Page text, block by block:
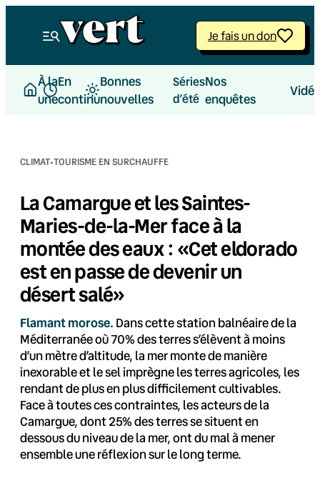
Je fais un don
À la
une
En
continu
Bonnes
nouvelles
Séries
d’été
Nos
enquêtes
CLIMAT·TOURISME EN SURCHAUFFE
La Camargue et les Saintes-
Maries-de-la-Mer face à la
montée des eaux : «Cet eldorado
est en passe de devenir un
désert salé»
Flamant morose. Dans cette station balnéaire de la
Méditerranée où 70% des terres s’élèvent à moins
d’un mètre d’altitude, la mer monte de manière
inexorable et le sel imprègne les terres agricoles, les
rendant de plus en plus difficilement cultivables.
Face à toutes ces contraintes, les acteurs de la
Camargue, dont 25% des terres se situent en
dessous du niveau de la mer, ont du mal à mener
ensemble une réflexion sur le long terme.